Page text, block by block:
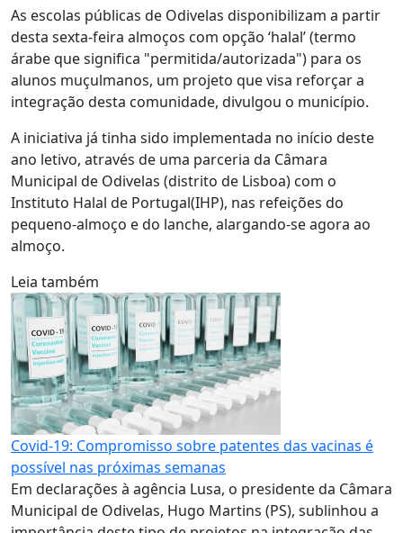
As escolas públicas de Odivelas disponibilizam a partir
desta sexta-feira almoços com opção ‘halal’ (termo
árabe que significa "permitida/autorizada") para os
alunos muçulmanos, um projeto que visa reforçar a
integração desta comunidade, divulgou o município.
A iniciativa já tinha sido implementada no início deste
ano letivo, através de uma parceria da Câmara
Municipal de Odivelas (distrito de Lisboa) com o
Instituto Halal de Portugal(IHP), nas refeições do
pequeno-almoço e do lanche, alargando-se agora ao
almoço.
Leia também
Covid-19: Compromisso sobre patentes das vacinas é
possível nas próximas semanas
Em declarações à agência Lusa, o presidente da Câmara
Municipal de Odivelas, Hugo Martins (PS), sublinhou a